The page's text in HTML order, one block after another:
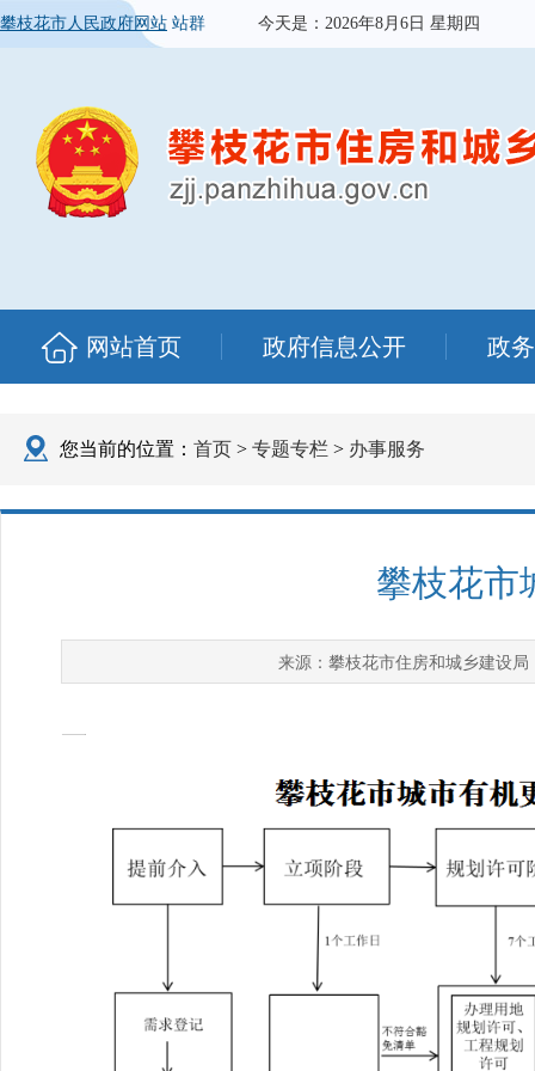
攀枝花市人民政府网站 站群 今天是： 2026年8月6日 星期四
网站首页 政府信息公开 政
您当前的位置： 首页 > 专题专栏 > 办事服务
攀枝花市
来源： 攀枝花市住房和城乡建设局